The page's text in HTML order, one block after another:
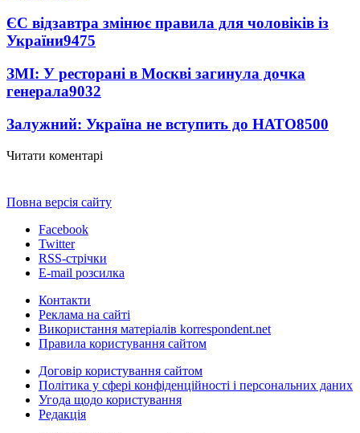
ЄС відзавтра змінює правила для чоловіків із
України9475
ЗМІ: У ресторані в Москві загинула дочка
генерала9032
Залужний: Україна не вступить до НАТО8500
Читати коментарі
Повна версія сайту
Facebook
Twitter
RSS-стрічки
E-mail розсилка
Контакти
Реклама на сайті
Використання матеріалів korrespondent.net
Правила користування сайтом
Договір користування сайтом
Політика у сфері конфіденційності і персональних даних
Угода щодо користування
Редакція